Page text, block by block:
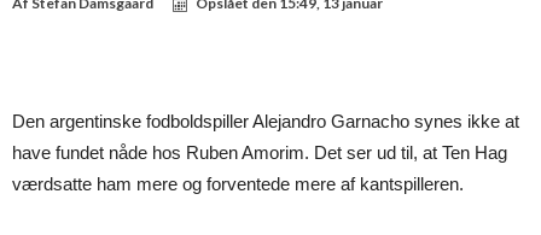
Den argentinske fodboldspiller Alejandro Garnacho synes ikke at
have fundet nåde hos Ruben Amorim. Det ser ud til, at Ten Hag
værdsatte ham mere og forventede mere af kantspilleren.